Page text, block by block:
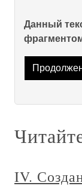
Данный
IV.